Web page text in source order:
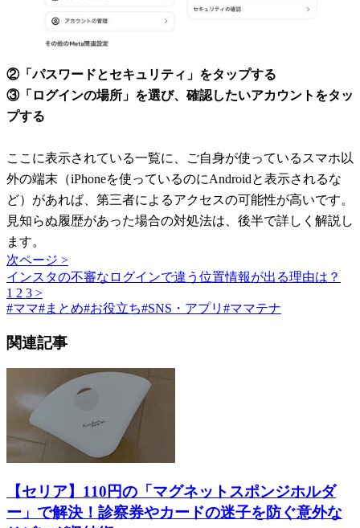
②「パスワードとセキュリティ」をタップする
③「ログインの場所」を選び、確認したいアカウントをタッ
プする
ここに表示されている一覧に、ご自身が使っているスマホ以
外の端末（iPhoneを使っているのにAndroidと表示されるな
ど）があれば、第三者によるアクセスの可能性が高いです。
見知らぬ履歴があった場合の対処法は、後半で詳しく解説し
ます。
次ページ >
インスタの不審なログインで違う位置情報が出る理由は？
1 2 3 >
#ママ#まとめ#お役立ち#SNS・アプリ #ママテナ
関連記事
【セリア】110円の「マグネットスポンジホルダ
ー」で解決！診察券やカードの迷子を防ぐ意外な